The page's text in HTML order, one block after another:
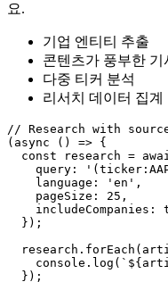
요.
기업 엔티티 추출
콘텐츠가 풍부한 기
다중 티커 분석
리서치 데이터 집계
// Research with
(async () => {
const research =
query:
    language: 'en',
    pageSize: 25,
includeCompanies:
  });
  });